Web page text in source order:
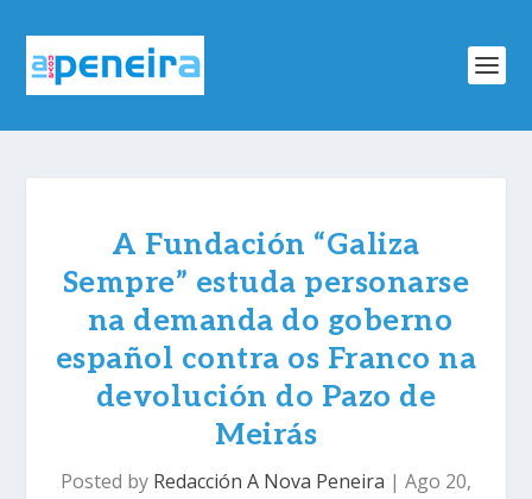
A Fundación “Galiza
Sempre” estuda personarse
na demanda do goberno
español contra os Franco na
devolución do Pazo de
Meirás
Posted by Redacción A Nova Peneira | Ago 20,